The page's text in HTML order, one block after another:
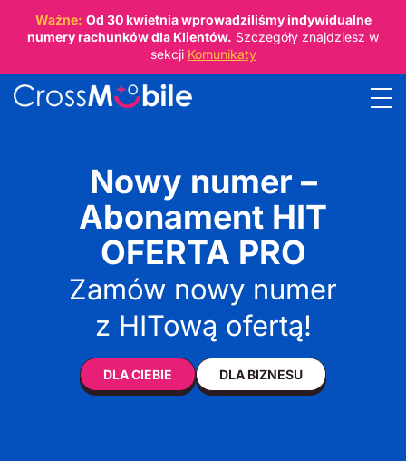
Ważne: Od 30 kwietniawprowadziliśmy indywidualne
numery rachunków dla Klientów. Szczegóły znajdziesz w
sekcji Komunikaty
Nowy numer –
Abonament HIT
OFERTA PRO
Zamów nowy numer
z HITową ofertą!
DLA CIEBIE DLA BIZNESU